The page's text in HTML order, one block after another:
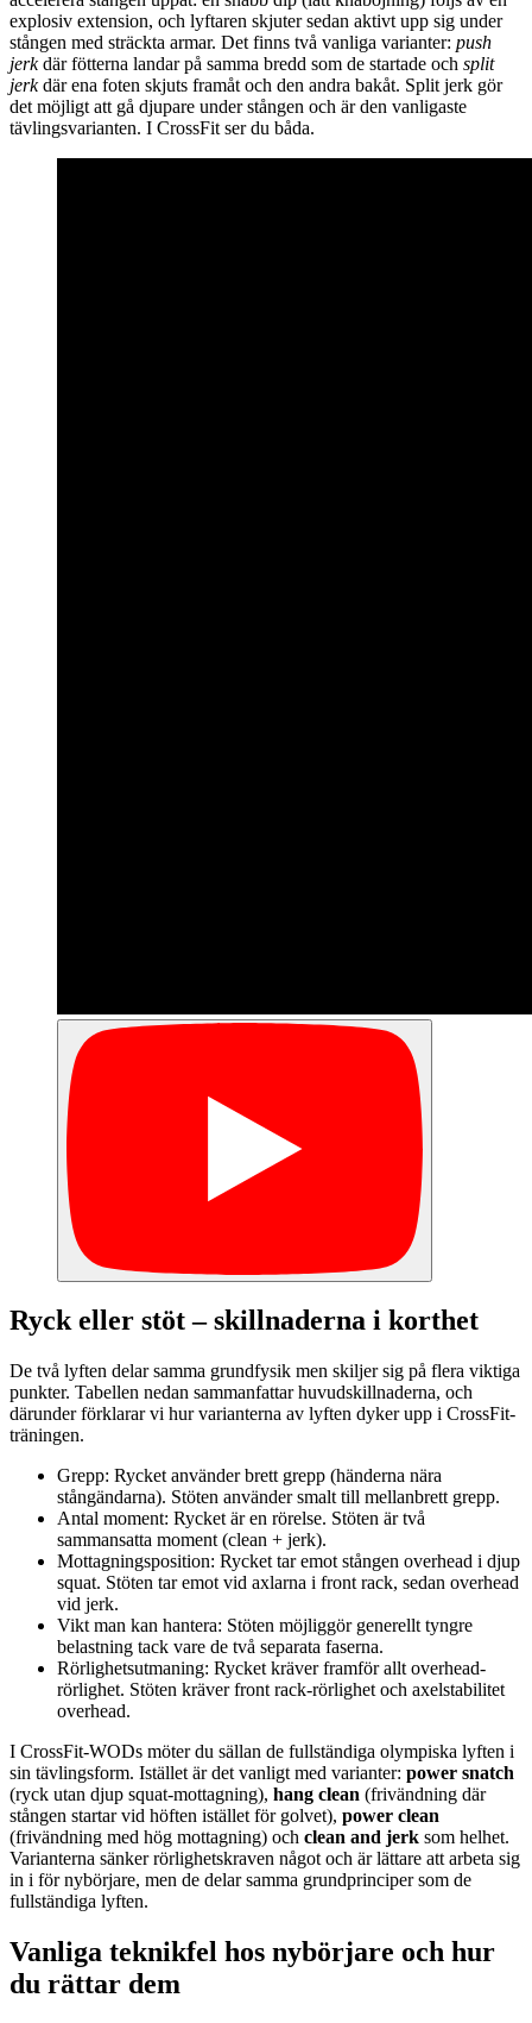
explosiv extension, och lyftaren skjuter sedan aktivt upp sig under
stången med sträckta armar. Det finns två vanliga varianter: push
jerkdär fötterna landar på samma bredd som de startade och split
jerkdär ena foten skjuts framåt och den andra bakåt. Split jerk gör
det möjligt att gå djupare under stången och är den vanligaste
tävlingsvarianten. I CrossFit ser du båda.
Ryck eller stöt – skillnaderna i korthet
De två lyften delar samma grundfysik men skiljer sig på flera viktiga
punkter. Tabellen nedan sammanfattar huvudskillnaderna, och
därunder förklarar vi hur varianterna av lyften dyker upp i CrossFit-
träningen.
Grepp: Rycket använder brett grepp (händerna nära
stångändarna). Stöten använder smalt till mellanbrett grepp.
Antal moment: Rycket är en rörelse. Stöten är två
sammansatta moment (clean + jerk).
Mottagningsposition: Rycket tar emot stången overhead i djup
squat. Stöten tar emot vid axlarna i front rack, sedan overhead
vid jerk.
Vikt man kan hantera: Stöten möjliggör generellt tyngre
belastning tack vare de två separata faserna.
Rörlighetsutmaning: Rycket kräver framför allt overhead-
rörlighet. Stöten kräver front rack-rörlighet och axelstabilitet
overhead.
I CrossFit-WODs möter du sällan de fullständiga olympiska lyften i
sin tävlingsform. Istället är det vanligt med varianter: power snatch
(ryck utan djup squat-mottagning), hang clean (frivändning där
stången startar vid höften istället för golvet), power clean
(frivändning med hög mottagning) och clean and jerk som helhet.
Varianterna sänker rörlighetskraven något och är lättare att arbeta sig
in i för nybörjare, men de delar samma grundprinciper som de
fullständiga lyften.
Vanliga teknikfel hos nybörjare och hur
du rättar dem